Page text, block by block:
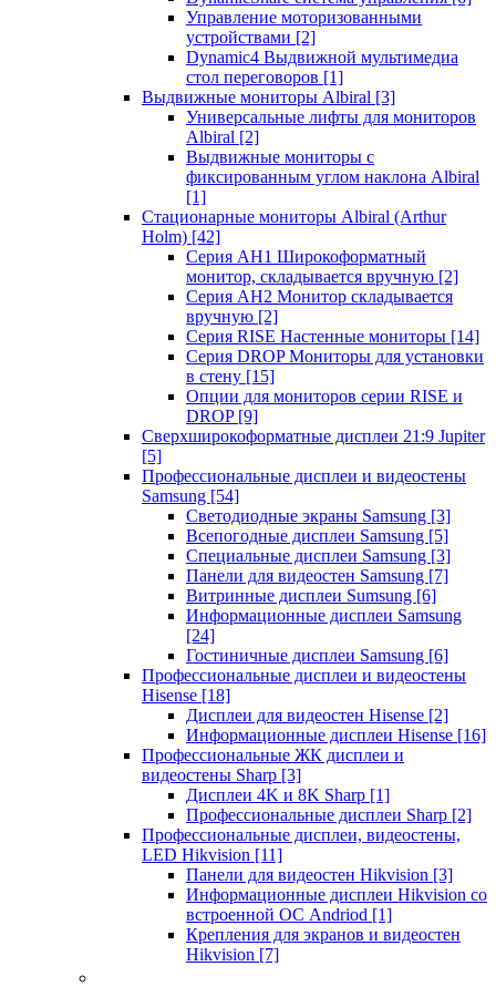
Управление моторизованными
устройствами [2]
Dynamic4 Выдвижной мультимедиа
стол переговоров [1]
Выдвижные мониторы Albiral [3]
Универсальные лифты для мониторов
Albiral [2]
Выдвижные мониторы с
фиксированным углом наклона Albiral
[1]
Стационарные мониторы Albiral (Arthur
Holm) [42]
Серия AH1 Широкоформатный
монитор, складывается вручную [2]
Серия AH2 Монитор складывается
вручную [2]
Серия RISE Настенные мониторы [14]
Серия DROP Мониторы для установки
в стену [15]
Опции для мониторов серии RISE и
DROP [9]
Сверхширокоформатные дисплеи 21:9 Jupiter
[5]
Профессиональные дисплеи и видеостены
Samsung [54]
Светодиодные экраны Samsung [3]
Всепогодные дисплеи Samsung [5]
Специальные дисплеи Samsung [3]
Панели для видеостен Samsung [7]
Витринные дисплеи Sumsung [6]
Информационные дисплеи Samsung
[24]
Гостиничные дисплеи Samsung [6]
Профессиональные дисплеи и видеостены
Hisense [18]
Дисплеи для видеостен Hisense [2]
Информационные дисплеи Hisense [16]
Профессиональные ЖК дисплеи и
видеостены Sharp [3]
Дисплеи 4K и 8K Sharp [1]
Профессиональные дисплеи Sharp [2]
Профессиональные дисплеи, видеостены,
LED Hikvision [11]
Панели для видеостен Hikvision [3]
Информационные дисплеи Hikvision со
встроенной ОС Andriod [1]
Крепления для экранов и видеостен
Hikvision [7]